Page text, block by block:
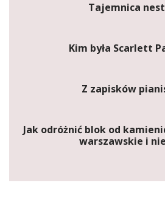
Tajemnica
Kim była Scarlett
Z zapisków
Jak odróżnić blok od
warszawskie i